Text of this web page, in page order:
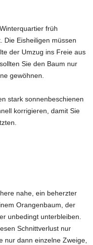
früh
Die Eisheiligen müssen
der Umzug ins Freie aus
Sie den Baum nur
gewöhnen.
stark sonnenbeschienen
korrigieren, damit Sie
nahe, ein beherzter
Orangenbaum, der
unbedingt unterbleiben.
Schnittverlust nur
nur dann einzelne Zweige,